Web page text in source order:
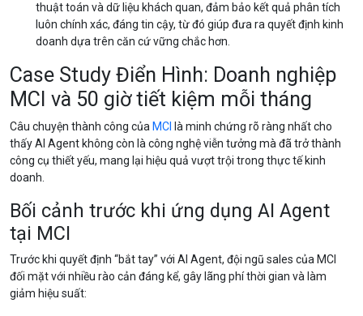
thuật toán và dữ liệu khách quan, đảm bảo kết quả phân tích
luôn chính xác, đáng tin cậy, từ đó giúp đưa ra quyết định kinh
doanh dựa trên căn cứ vững chắc hơn.
Case Study Điển Hình: Doanh nghiệp
MCI và 50 giờ tiết kiệm mỗi tháng
Câu chuyện thành công của MCI là minh chứng rõ ràng nhất cho
thấy AI Agent không còn là công nghệ viễn tưởng mà đã trở thành
công cụ thiết yếu, mang lại hiệu quả vượt trội trong thực tế kinh
doanh.
Bối cảnh trước khi ứng dụng AI Agent
tại MCI
Trước khi quyết định “bắt tay” với AI Agent, đội ngũ sales của MCI
đối mặt với nhiều rào cản đáng kể, gây lãng phí thời gian và làm
giảm hiệu suất: